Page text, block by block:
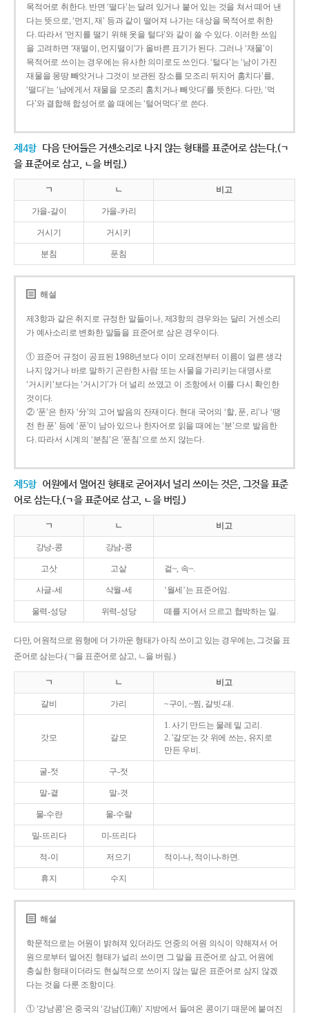
목적어로 취한다. 반면 ‘떨다’는 달려 있거나 붙어 있는 것을 쳐서 떼어 낸
다는 뜻으로, ‘먼지, 재’ 등과 같이 떨어져 나가는 대상을 목적어로 취한
다. 따라서 ‘먼지를 떨기 위해 옷을 털다’와 같이 쓸 수 있다. 이러한 쓰임
을 고려하면 ‘재떨이, 먼지떨이’가 올바른 표기가 된다. 그러나 ‘재물’이
목적어로 쓰이는 경우에는 유사한 의미로도 쓰인다. ‘털다’는 ‘남이 가진
재물을 몽땅 빼앗거나 그것이 보관된 장소를 모조리 뒤지어 훔치다’를,
‘떨다’는 ‘남에게서 재물을 모조리 훔치거나 빼앗다’를 뜻한다. 다만, ‘먹
다’와 결합해 합성어로 쓸 때에는 ‘털어먹다’로 쓴다.
제4항 다음 단어들은 거센소리로 나지 않는 형태를 표준어로 삼는다.(ㄱ
을 표준어로 삼고, ㄴ을 버림.)
ㄱ ㄴ 비고
가을-갈이 가을-카리
거시기 거시키
분침 푼침
해설
제3항과 같은 취지로 규정한 말들이나, 제3항의 경우와는 달리 거센소리
가 예사소리로 변화한 말들을 표준어로 삼은 경우이다.
① 표준어 규정이 공표된 1988년보다 이미 오래전부터 이름이 얼른 생각
나지 않거나 바로 말하기 곤란한 사람 또는 사물을 가리키는 대명사로
‘거시키’보다는 ‘거시기’가 더 널리 쓰였고 이 조항에서 이를 다시 확인한
것이다.
② ‘푼’은 한자 ‘分’의 고어 발음의 잔재이다. 현대 국어의 ‘할, 푼, 리’나 ‘땡
전 한 푼’ 등에 ‘푼’이 남아 있으나 한자어로 읽을 때에는 ‘분’으로 발음한
다. 따라서 시계의 ‘분침’은 ‘푼침’으로 쓰지 않는다.
제5항 어원에서 멀어진 형태로 굳어져서 널리 쓰이는 것은, 그것을 표준
어로 삼는다.(ㄱ을 표준어로 삼고, ㄴ을 버림.)
ㄱ ㄴ 비고
강낭-콩 강남-콩
고삿 고샅 겉~, 속~.
사글-세 삭월-세 ‘월세’는 표준어임.
울력-성당 위력-성당 떼를 지어서 으르고 협박하는 일.
다만, 어원적으로 원형에 더 가까운 형태가 아직 쓰이고 있는 경우에는, 그것을 표
준어로 삼는다.(ㄱ을 표준어로 삼고, ㄴ을 버림.)
ㄱ ㄴ 비고
갈비 가리 ~구이, ~찜, 갈빗-대.
갓모 갈모
1. 사기 만드는 물레 밑 고리.
2. '갈모'는 갓 위에 쓰는, 유지로
만든 우비.
굴-젓 구-젓
말-곁 말-겻
물-수란 물-수랄
밀-뜨리다 미-뜨리다
적-이 저으기 적이-나, 적이나-하면.
휴지 수지
해설
학문적으로는 어원이 밝혀져 있더라도 언중의 어원 의식이 약해져서 어
원으로부터 멀어진 형태가 널리 쓰이면 그 말을 표준어로 삼고, 어원에
충실한 형태이더라도 현실적으로 쓰이지 않는 말은 표준어로 삼지 않겠
다는 것을 다룬 조항이다.
① ‘강낭콩’은 중국의 ‘강남(江南)’ 지방에서 들여온 콩이기 때문에 붙여진